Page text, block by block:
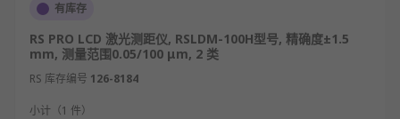
科研实验与检测：应用于实验室高精度距离标
定、材料形变位移监测、设备性能测试距离数
据采集，提供可靠的科研测量支撑。
激光测距仪品牌
有库存
RS PRO LCD 激光测距仪, RSLDM-100H型号, 精确度±1.5
mm, 测量范围0.05/100 μm, 2 类
RS 库存编号 126-8184
小计（1 件）